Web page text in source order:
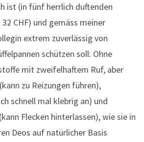
ist (in fünf herrlich duftenden
CHF) und gemäss meiner
extrem zuverlässig von
schützen soll: Ohne
mit zweifelhaftem Ruf, aber
zu Reizungen führen),
schnell mal klebrig an) und
Flecken hinterlassen), wie sie in
Deos auf natürlicher Basis